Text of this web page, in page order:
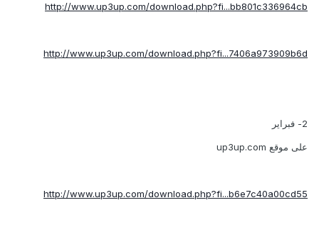
http://www.up3up.com/download.php?fi...bb801c336964cb
http://www.up3up.com/download.php?fi...7406a973909b6d
2- فبراير
على موقع up3up.com
http://www.up3up.com/download.php?fi...b6e7c40a00cd55